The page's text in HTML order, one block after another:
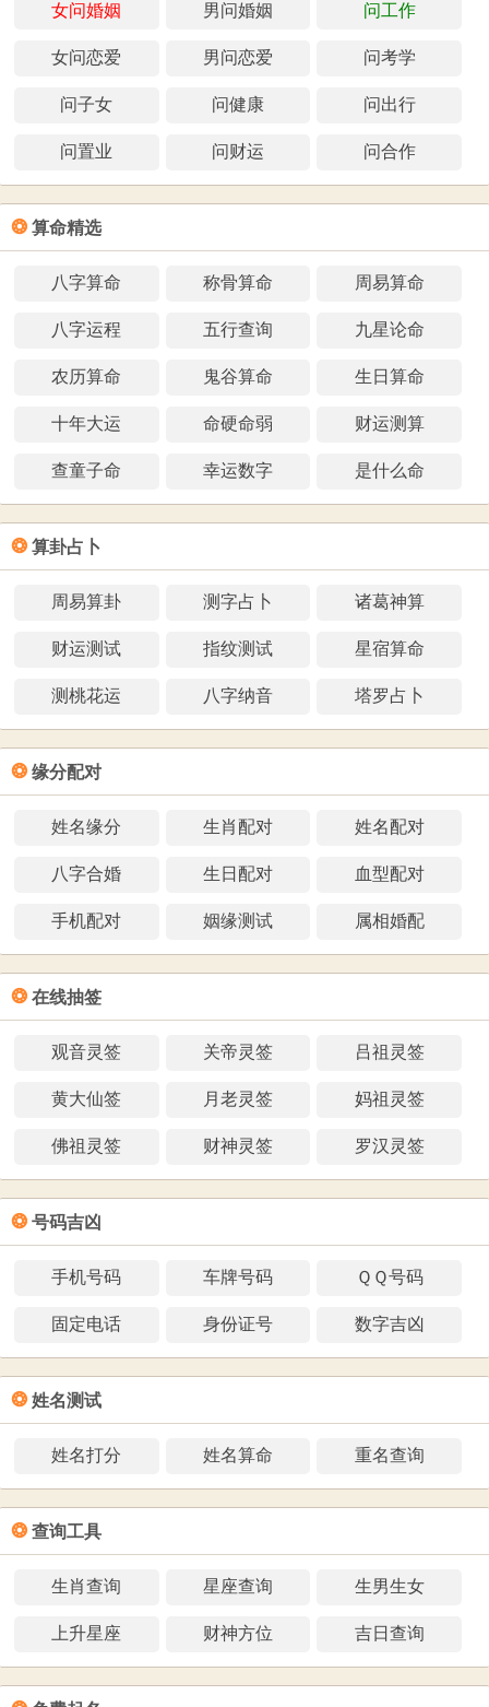
女问婚姻 男问婚姻 问工作
女问恋爱 男问恋爱 问考学
问子女 问健康 问出行
问置业 问财运 问合作
❂ 算命精选
八字算命 称骨算命 周易算命
八字运程 五行查询 九星论命
农历算命 鬼谷算命 生日算命
十年大运 命硬命弱 财运测算
查童子命 幸运数字 是什么命
❂ 算卦占卜
周易算卦 测字占卜 诸葛神算
财运测试 指纹测试 星宿算命
测桃花运 八字纳音 塔罗占卜
❂ 缘分配对
姓名缘分 生肖配对 姓名配对
八字合婚 生日配对 血型配对
手机配对 姻缘测试 属相婚配
❂ 在线抽签
观音灵签 关帝灵签 吕祖灵签
黄大仙签 月老灵签 妈祖灵签
佛祖灵签 财神灵签 罗汉灵签
❂ 号码吉凶
手机号码 车牌号码 ＱＱ号码
固定电话 身份证号 数字吉凶
❂ 姓名测试
姓名打分 姓名算命 重名查询
❂ 查询工具
生肖查询 星座查询 生男生女
上升星座 财神方位 吉日查询